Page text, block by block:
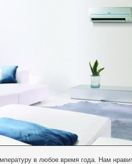
в любое время года. Нам